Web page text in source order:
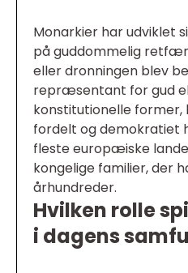
Monarkier har udviklet
på guddommelig
eller dronningen blev
repræsentant for gud
konstitutionelle
fordelt og demokratiet
fleste europæiske
kongelige familier, der
århundreder.
Hvilken rolle
i dagens